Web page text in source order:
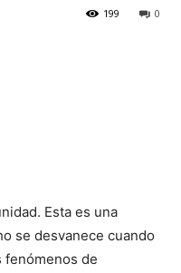
0
199
Esta es una
se desvanece cuando
fenómenos de